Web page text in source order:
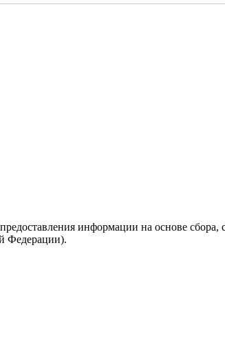
информации на основе сбора,
Федерации).